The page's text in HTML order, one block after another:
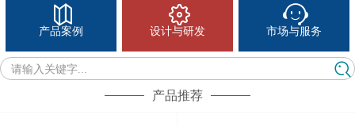
产品案例 设计与研发 市场与服务
请输入关键字...
产品推荐